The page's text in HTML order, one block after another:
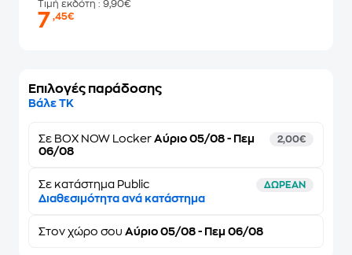
Τιμή εκδότη : 9,90€
7,45€
Επιλογές παράδοσης
Βάλε ΤΚ
Σε BOX NOW Locker Αύριο 05/08 - Πεμ
06/08
2,00€
Σε κατάστημα Public ΔΩΡΕΑΝ
Διαθεσιμότητα ανά κατάστημα
Στον χώρο σου Αύριο 05/08 - Πεμ 06/08